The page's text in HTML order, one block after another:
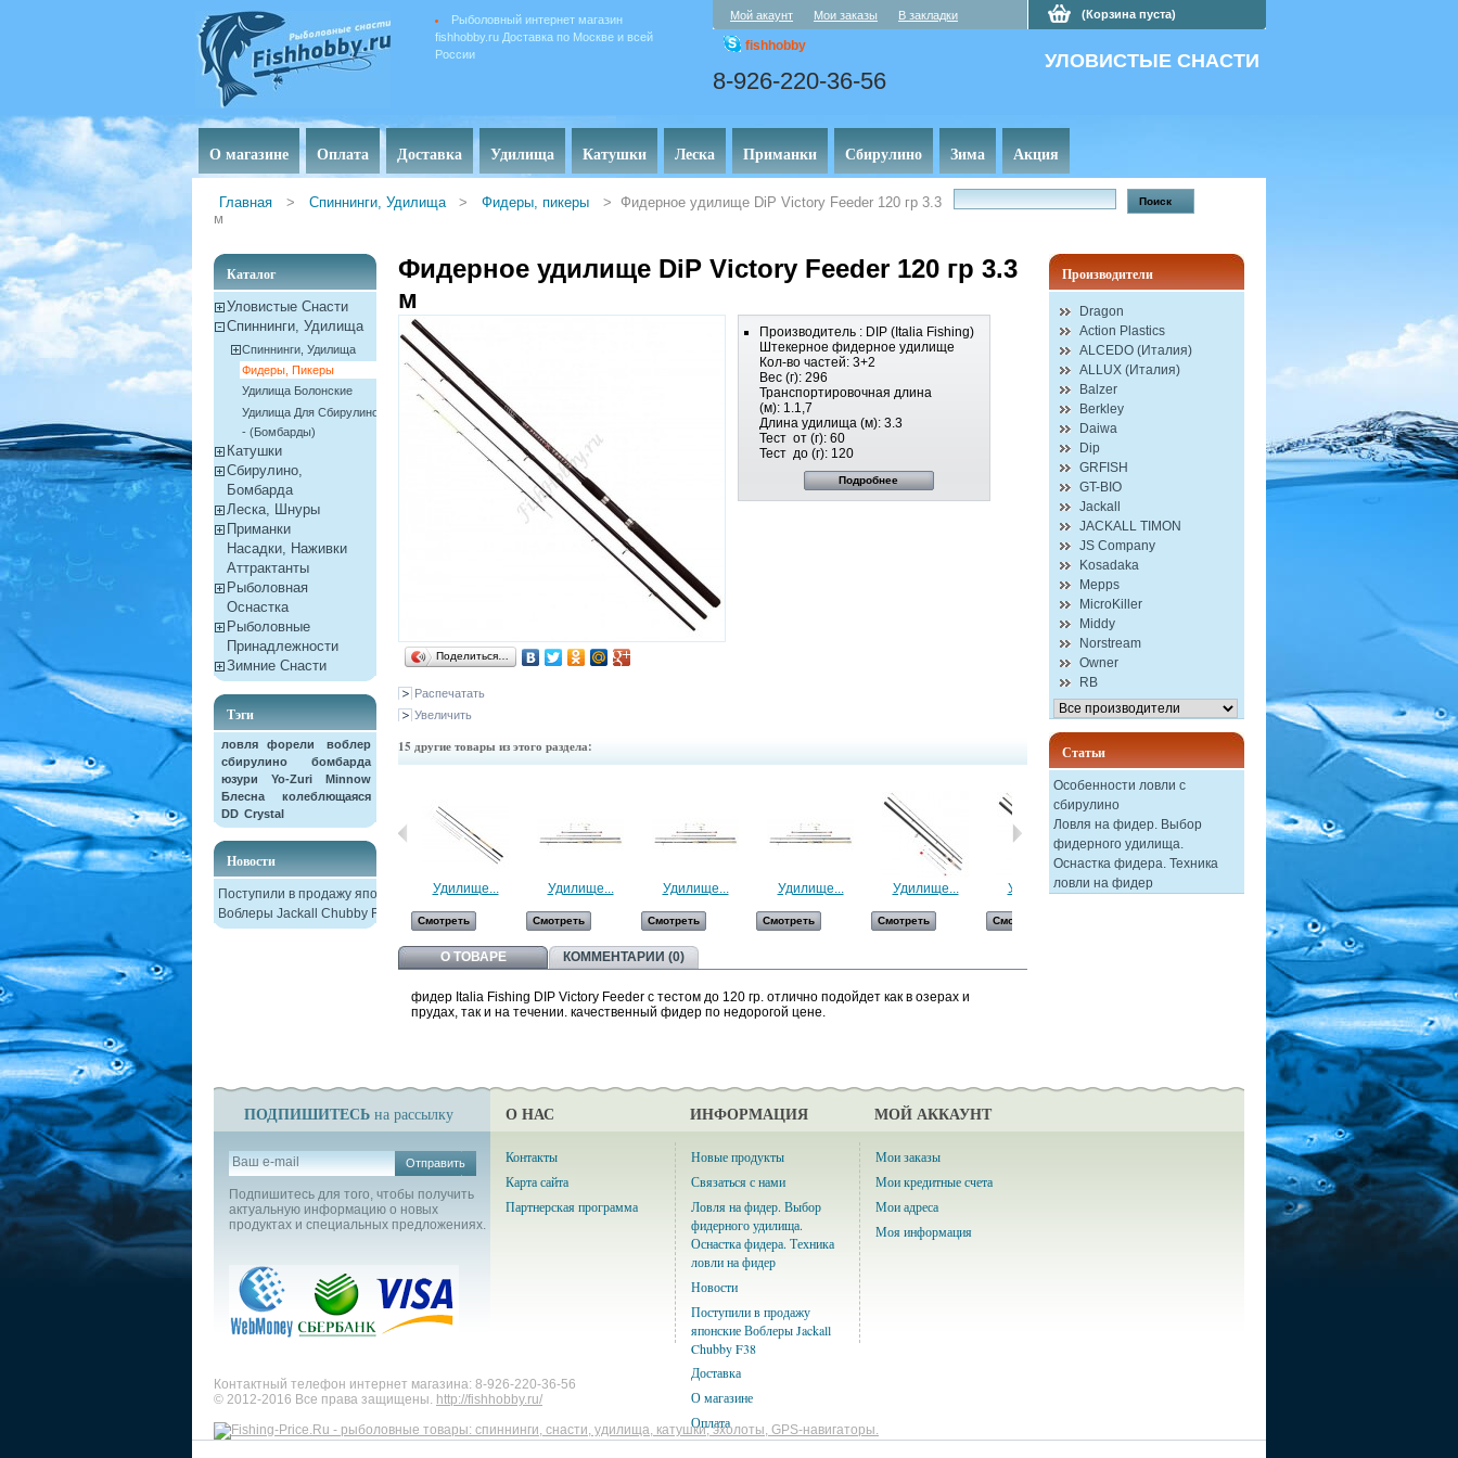
Рыболовный интернет магазин
fishhobby.ru Доставка по Москве и всей
России
Мой акаунт Мои заказы В закладки
fishhobby
8-926-220-36-56
(Корзина пуста)
УЛОВИСТЫЕ СНАСТИ
О магазине Оплата Доставка Удилища Катушки Леска Приманки Сбирулино Зима Акция
Главная > Спиннинги, Удилища > Фидеры, пикеры > Фидерное удилище DiP Victory Feeder 120 гр 3.3
м
Каталог
Уловистые Снасти
Спиннинги, Удилища
Спиннинги, Удилища
Фидеры, Пикеры
Удилища Болонские
Удилища Для Сбирулино
- (бомбарды)
Катушки
Сбирулино,
Бомбарда
Леска, Шнуры
Приманки
Насадки, Наживки
Aттрактанты
Рыболовная
Оснастка
Рыболовные
Принадлежности
Зимние Снасти
Тэги
ловля форели
воблер
сбирулино
бомбарда
юзури
Yo-Zuri
Minnow
Блесна колеблющаяся
DD Crystal
Новости
Поступили в продажу японские
Воблеры Jackall Chubby F38
Фидерное удилище DiP Victory Feeder 120 гр 3.3
м
Поделиться…
Распечатать
Увеличить
Производитель : DIP (Italia Fishing)
Штекерное фидерное удилище
Кол-во частей: 3+2
Вес (г): 296
Транспортировочная длина
(м): 1.1,7
Длина удилища (м): 3.3
Тест от (г): 60
Тест до (г): 120
Подробнее
15 другие товары из этого раздела:
Удилище...
Смотреть
Удилище...
Смотреть
Удилище...
Смотреть
Удилище...
Смотреть
Удилище...
Смотреть
Удилище...
Смотреть
Удилище...
Смотреть Смотреть
О ТОВАРЕ КОММЕНТАРИИ (0)
фидер Italia Fishing DIP Victory Feeder с тестом до 120 гр. отлично подойдет как в озерах и
прудах, так и на течении. качественный фидер по недорогой цене.
Производители
Dragon
Action Plastics
ALCEDO (Италия)
ALLUX (Италия)
Balzer
Berkley
Daiwa
Dip
GRFISH
GT-BIO
Jackall
JACKALL TIMON
JS Company
Kosadaka
Mepps
MicroKiller
Middy
Norstream
Owner
RB
Статьи
Особенности ловли с
сбирулино
Ловля на фидер. Выбор
фидерного удилища.
Оснастка фидера. Техника
ловли на фидер
ПОДПИШИТЕСЬ на рассылку
Отправить
Подпишитесь для того, чтобы получить
актуальную информацию о новых
продуктах и специальных предложениях.
О НАС
Контакты
Карта сайта
Партнерская программа
ИНФОРМАЦИЯ
Новые продукты
Связаться с нами
Ловля на фидер. Выбор
фидерного удилища.
Оснастка фидера. Техника
ловли на фидер
Новости
Поступили в продажу
японские Воблеры Jackall
Chubby F38
Доставка
О магазине
Оплата
МОЙ АККАУНТ
Мои заказы
Мои кредитные счета
Мои адреса
Моя информация
Контактный телефон интернет магазина: 8-926-220-36-56
© 2012-2016 Все права защищены. http://fishhobby.ru/